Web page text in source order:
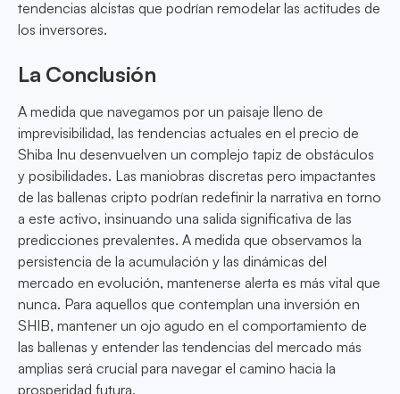
tendencias alcistas que podrían remodelar las actitudes de
los inversores.
La Conclusión
A medida que navegamos por un paisaje lleno de
imprevisibilidad, las tendencias actuales en el precio de
Shiba Inu desenvuelven un complejo tapiz de obstáculos
y posibilidades. Las maniobras discretas pero impactantes
de las ballenas cripto podrían redefinir la narrativa en torno
a este activo, insinuando una salida significativa de las
predicciones prevalentes. A medida que observamos la
persistencia de la acumulación y las dinámicas del
mercado en evolución, mantenerse alerta es más vital que
nunca. Para aquellos que contemplan una inversión en
SHIB, mantener un ojo agudo en el comportamiento de
las ballenas y entender las tendencias del mercado más
amplias será crucial para navegar el camino hacia la
prosperidad futura.